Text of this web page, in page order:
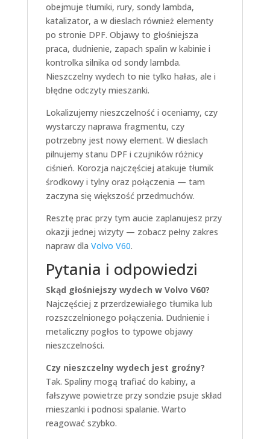
obejmuje tłumiki, rury, sondy lambda,
katalizator, a w dieslach również elementy
po stronie DPF. Objawy to głośniejsza
praca, dudnienie, zapach spalin w kabinie i
kontrolka silnika od sondy lambda.
Nieszczelny wydech to nie tylko hałas, ale i
błędne odczyty mieszanki.
Lokalizujemy nieszczelność i oceniamy, czy
wystarczy naprawa fragmentu, czy
potrzebny jest nowy element. W dieslach
pilnujemy stanu DPF i czujników różnicy
ciśnień. Korozja najczęściej atakuje tłumik
środkowy i tylny oraz połączenia — tam
zaczyna się większość przedmuchów.
Resztę prac przy tym aucie zaplanujesz przy
okazji jednej wizyty — zobacz pełny zakres
napraw dla Volvo V60.
Pytania i odpowiedzi
Skąd głośniejszy wydech w Volvo V60?
Najczęściej z przerdzewiałego tłumika lub
rozszczelnionego połączenia. Dudnienie i
metaliczny pogłos to typowe objawy
nieszczelności.
Czy nieszczelny wydech jest groźny?
Tak. Spaliny mogą trafiać do kabiny, a
fałszywe powietrze przy sondzie psuje skład
mieszanki i podnosi spalanie. Warto
reagować szybko.